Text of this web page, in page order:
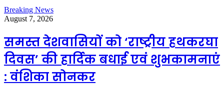
Breaking News
August 7, 2026
समस्त देशवासियों को ‘राष्ट्रीय हथकरघा
दिवस’ की हार्दिक बधाई एवं शुभकामनाएं
: वंशिका सोनकर